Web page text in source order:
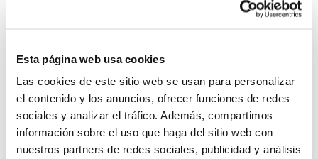
Esta página web usa cookies
Las cookies de este sitio web se usan para personalizar
el contenido y los anuncios, ofrecer funciones de redes
sociales y analizar el tráfico. Además, compartimos
información sobre el uso que haga del sitio web con
nuestros partners de redes sociales, publicidad y análisis
Nutrición y ayudas
ergogénicas